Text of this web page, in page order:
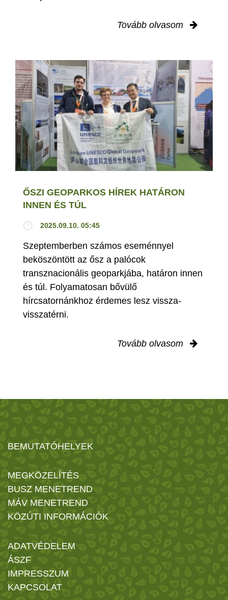
Tovább olvasom
ŐSZI GEOPARKOS HÍREK HATÁRON
INNEN ÉS TÚL
2025.09.10. 05:45
Szeptemberben számos eseménnyel
beköszöntött az ősz a palócok
transznacionális geoparkjába, határon innen
és túl. Folyamatosan bővülő
hírcsatornánkhoz érdemes lesz vissza-
visszatérni.
Tovább olvasom
BEMUTATÓHELYEK
MEGKÖZELÍTÉS
BUSZ MENETREND
MÁV MENETREND
KÖZÚTI INFORMÁCIÓK
ADATVÉDELEM
ÁSZF
IMPRESSZUM
KAPCSOLAT